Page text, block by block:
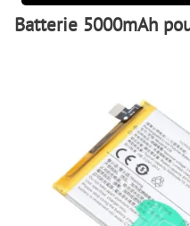
Batterie 5000mAh